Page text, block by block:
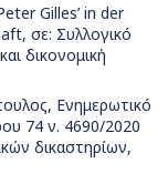
Gilles’ in der
σε: Συλλογικό
δικονομική
Ενημερωτικό
74 ν. 4690/2020
δικαστηρίων,